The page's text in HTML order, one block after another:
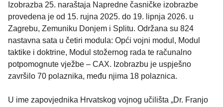
Izobrazba 25. naraštaja Napredne časničke izobrazbe
provedena je od 15. rujna 2025. do 19. lipnja 2026. u
Zagrebu, Zemuniku Donjem i Splitu. Održana su 824
nastavna sata u četiri modula: Opći vojni modul, Modul
taktike i doktrine, Modul stožernog rada te računalno
potpomognute vježbe – CAX. Izobrazbu je uspješno
završilo 70 polaznika, među njima 18 polaznica.
U ime zapovjednika Hrvatskog vojnog učilišta „Dr. Franjo